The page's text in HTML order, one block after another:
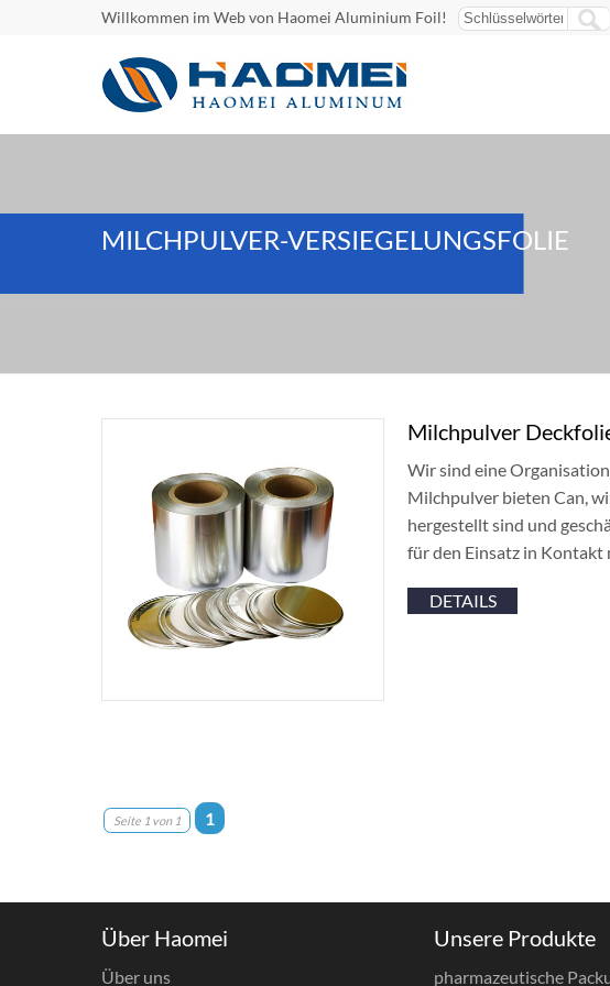
Willkommen im Web von Haomei Aluminium Foil!
MILCHPULVER-VERSIEGELUNGSFOLIE
Milchpulver
Wir sind eine
Milchpulver bieten Can,
hergestellt sind und
für den Einsatz in
DETAILS
Seite 1 von 1 1
Über Haomei
Über uns
Unsere Produkte
pharmazeutische